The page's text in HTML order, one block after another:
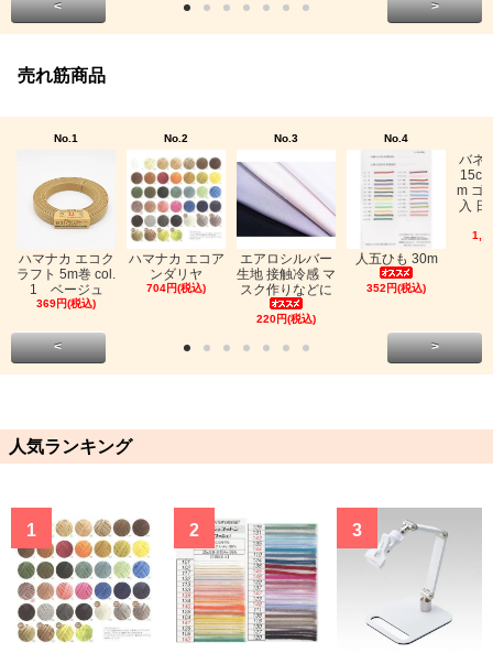
< >
売れ筋商品
No.1
ハマナカ エコク
ラフト 5m巻 col.
1 ベージュ
369円(税込)
No.2
ハマナカ エコア
ンダリヤ
704円(税込)
No.3
エアロシルバー
生地 接触冷感 マ
スク作りなどに
220円(税込)
No.4
人五ひも 30m
352円(税込)
バネ
m ゴ
入
< >
人気ランキング
1 2 3